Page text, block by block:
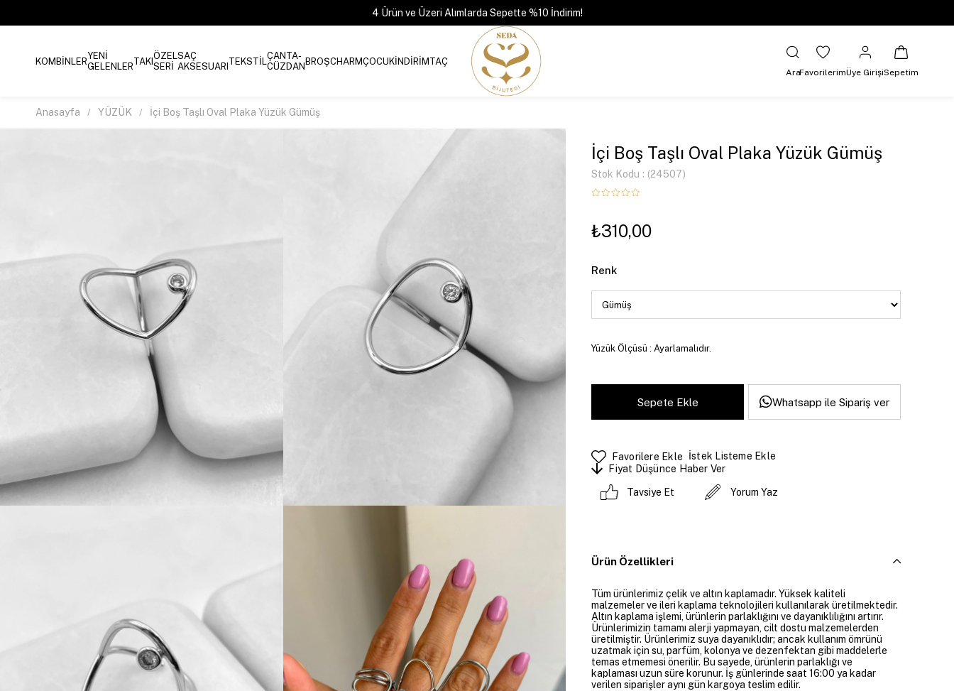
4 Ürün ve Üzeri Alımlarda Sepette %10 İndirim!
KOMBİNLERYENİ
GELENLERTAKIÖZEL
SERİ
SAÇ
AKSESUARI TEKSTİLÇANTA-
CÜZDANBROŞCHARMÇOCUKİNDİRİMTAÇ
AraFavorilerimÜye GirişiSepetim
Anasayfa YÜZÜK İçi Boş Taşlı Oval Plaka Yüzük Gümüş
İçi Boş Taşlı Oval Plaka Yüzük Gümüş
Stok Kodu (24507)
₺310,00
Renk
Yüzük Ölçüsü : Ayarlamalıdır.
Whatsapp ile Sipariş ver
Favorilere Ekle
İstek Listeme Ekle
Fiyat Düşünce Haber Ver
Tavsiye Et Yorum Yaz
Ürün Özellikleri
Tüm ürünlerimiz çelik ve altın kaplamadır. Yüksek kaliteli
malzemeler ve ileri kaplama teknolojileri kullanılarak üretilmektedir.
Altın kaplama işlemi, ürünlerin parlaklığını ve dayanıklılığını artırır.
Ürünlerimizin tamamı alerji yapmayan, cilt dostu malzemelerden
üretilmiştir. Ürünlerimiz suya dayanıklıdır; ancak kullanım ömrünü
uzatmak için su, parfüm, kolonya ve dezenfektan gibi maddelerle
temas etmemesi önerilir. Bu sayede, ürünlerin parlaklığı ve
kaplaması uzun süre korunur. İş günlerinde saat 16:00 ya kadar
verilen siparişler aynı gün kargoya teslim edilir.